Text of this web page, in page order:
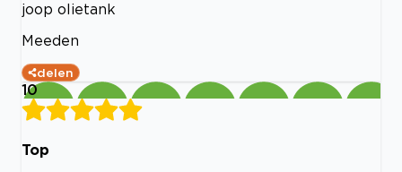
joop olietank
Meeden
delen
10
Top